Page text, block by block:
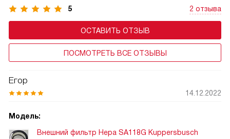
5 2 отзыва
ОСТАВИТЬ ОТЗЫВ
ПОСМОТРЕТЬ ВСЕ ОТЗЫВЫ
Егор
14.12.2022
Модель:
Внешний фильтр Hepa SA118G Kuppersbusch